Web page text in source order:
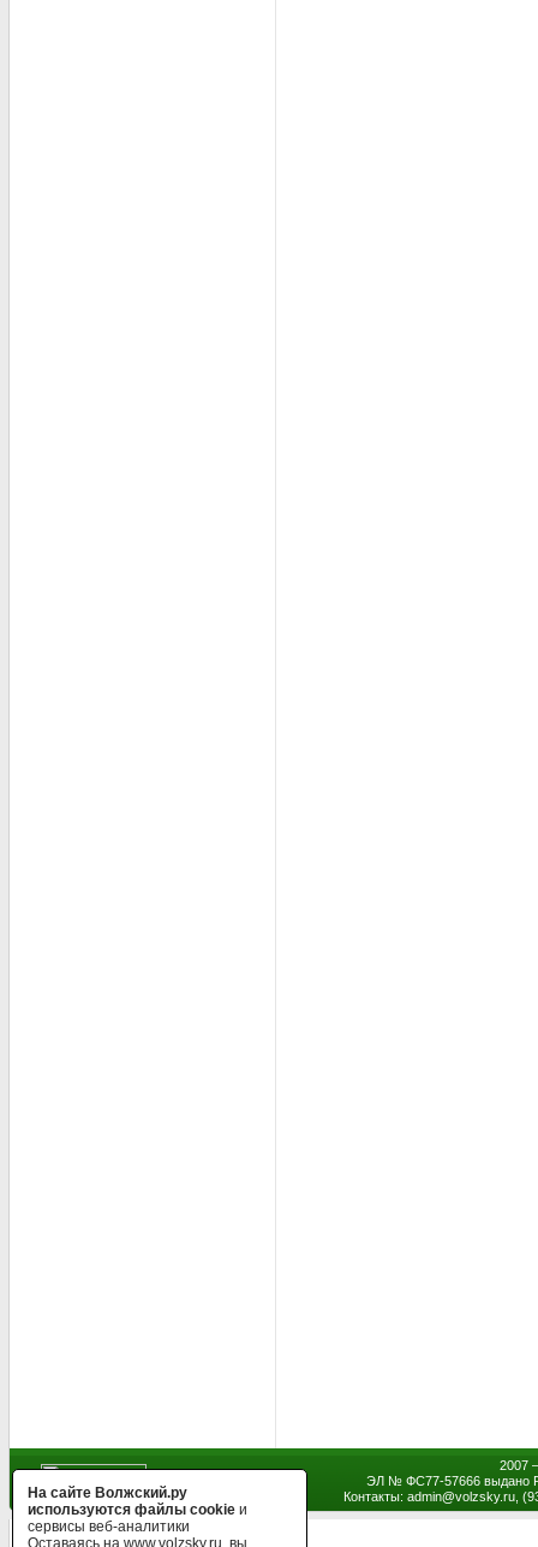
2007
ЭЛ № ФС77-57666 выдано
Контакты: admin@volzsky.ru,
На сайте Волжский.ру
используются файлы cookie и
сервисы веб-аналитики
Оставаясь на www.volzsky.ru, вы